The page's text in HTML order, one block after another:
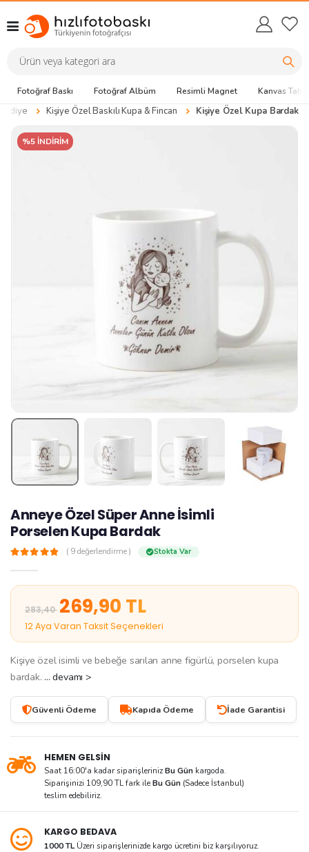
Fotoğraf Baskı Fotoğraf Albüm Resimli Magnet Kanvas
Kişiye Özel Baskılı Kupa & Fincan Kişiye Özel Kupa Bardak
%5 İNDİRİM
Anneye Özel Süper Anne İsimli
Porselen Kupa Bardak
( 9 değerlendirme ) Stokta Var
283,40 269,90 TL
12 Aya Varan Taksit Seçenekleri
Kişiye özel isimli ve bebeğe sarılan anne figürlü, porselen kupa
bardak. ... devamı >
Güvenli Ödeme Kapıda Ödeme İade Garantisi
HEMEN GELSİN
Saat 16:00'a kadar siparişlerinizBu Gün kargoda.
Siparişinizi 109,90 TL fark ileBu Gün (Sadece İstanbul)
teslim edebiliriz.
KARGO BEDAVA
1000 TLÜzeri siparişlerinizde kargo ücretini biz karşılıyoruz.